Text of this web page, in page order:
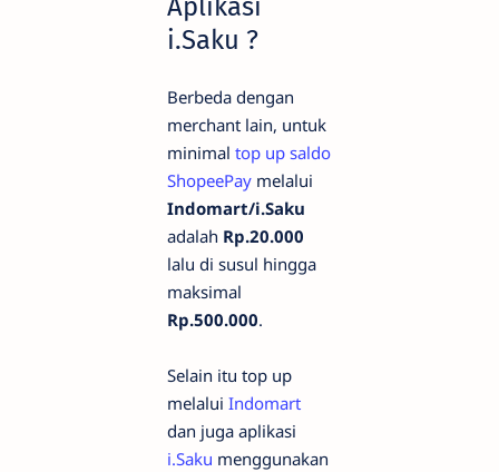
Aplikasi
i.Saku ?
Berbeda dengan
merchant lain, untuk
minimal top up saldo
ShopeePay melalui
Indomart/i.Saku
adalah Rp.20.000
lalu di susul hingga
maksimal
Rp.500.000.
Selain itu top up
melalui Indomart
dan juga aplikasi
i.Saku menggunakan